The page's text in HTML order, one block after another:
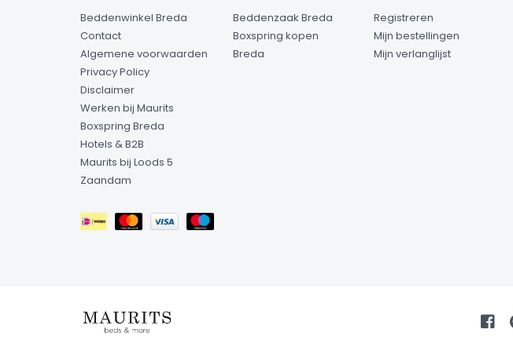
Beddenwinkel Breda
Contact
Algemene voorwaarden
Privacy Policy
Disclaimer
Werken bij Maurits
Boxspring Breda
Hotels & B2B
Maurits bij Loods 5
Zaandam
Beddenzaak Breda
Boxspring kopen
Breda
Registreren
Mijn bestellingen
Mijn verlanglijst